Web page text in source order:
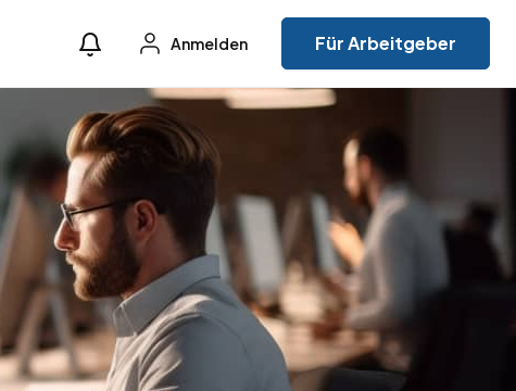
Anmelden Für Arbeitgeber